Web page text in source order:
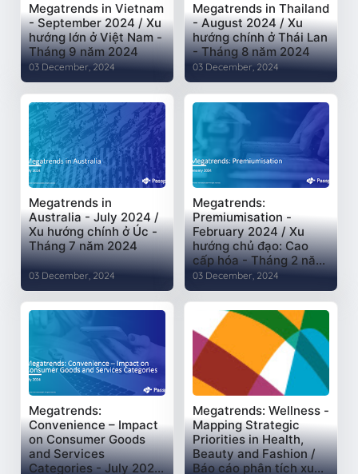
Megatrends in Vietnam
- September 2024 / Xu
hướng lớn ở Việt Nam -
Tháng 9 năm 2024
03 December, 2024
Megatrends in Thailand
- August 2024 / Xu
hướng chính ở Thái Lan
- Tháng 8 năm 2024
03 December, 2024
Megatrends in
Australia - July 2024 /
Xu hướng chính ở Úc -
Tháng 7 năm 2024
03 December, 2024
Megatrends:
Premiumisation -
February 2024 / Xu
hướng chủ đạo: Cao
cấp hóa - Tháng 2 năm
2024
03 December, 2024
Megatrends:
Convenience – Impact
on Consumer Goods
and Services
Categories - July 2024
Megatrends: Wellness -
Mapping Strategic
Priorities in Health,
Beauty and Fashion /
Báo cáo phân tích xu